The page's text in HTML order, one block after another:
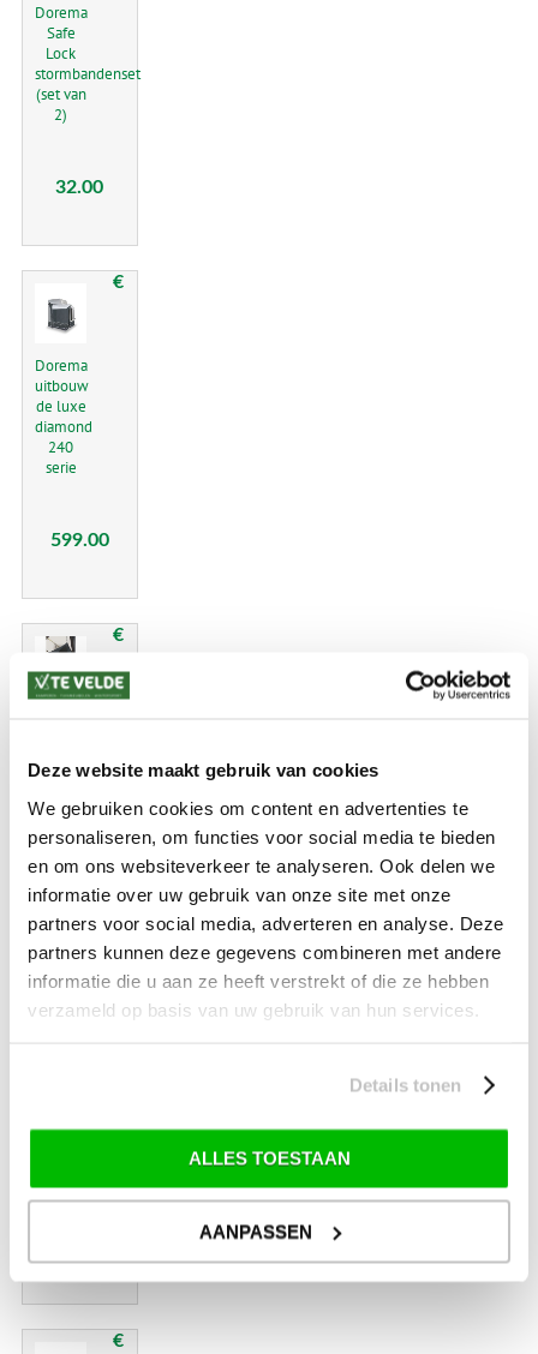
Deze website maakt gebruik van cookies
We gebruiken cookies om content en advertenties te
personaliseren, om functies voor social media te bieden
en om ons websiteverkeer te analyseren. Ook delen we
informatie over uw gebruik van onze site met onze
partners voor social media, adverteren en analyse. Deze
partners kunnen deze gegevens combineren met andere
informatie die u aan ze heeft verstrekt of die ze hebben
verzameld op basis van uw gebruik van hun services.
Details tonen
ALLES TOESTAAN
AANPASSEN
Dorema
Safe
Lock
stormbandenset
(set van
2)
32.00
Dorema
uitbouw
de luxe
diamond
240
serie
€
599.00
€
199.99
€
€